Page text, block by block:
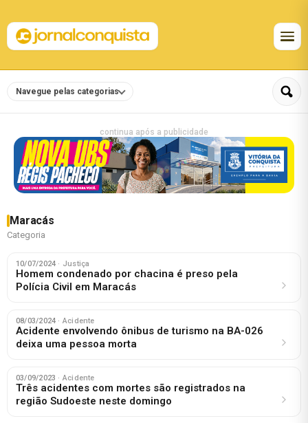
Navegue pelas categorias
continua após a publicidade
Maracás
Categoria
10/07/2024 · Justiça
Homem condenado por chacina é preso pela
Polícia Civil em Maracás
08/03/2024 · Acidente
Acidente envolvendo ônibus de turismo na BA-026
deixa uma pessoa morta
03/09/2023 · Acidente
Três acidentes com mortes são registrados na
região Sudoeste neste domingo